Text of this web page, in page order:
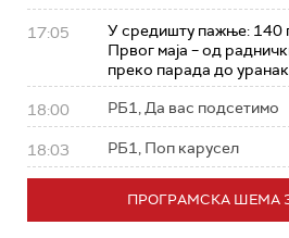
17:05
У средишту пажње: 140
Првог маја – од
преко парада до
18:00 РБ1, Да вас подсетимо
18:03 РБ1, Поп карусел
ПРОГРАМСКА ШЕМА